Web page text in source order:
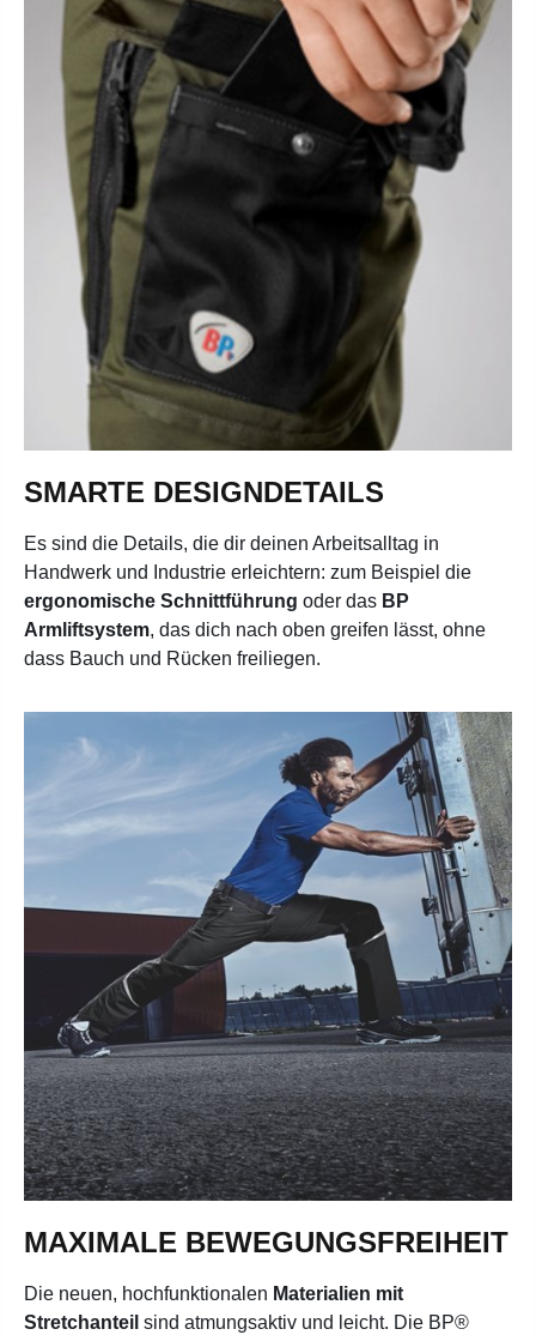
SMARTE DESIGNDETAILS
Es sind die Details, die dir deinen Arbeitsalltag in
Handwerk und Industrie erleichtern: zum Beispiel die
ergonomische Schnittführung oder das BP
Armliftsystem, das dich nach oben greifen lässt, ohne
dass Bauch und Rücken freiliegen.
MAXIMALE BEWEGUNGSFREIHEIT
Die neuen, hochfunktionalen Materialien mit
Stretchanteil sind atmungsaktiv und leicht. Die BP®